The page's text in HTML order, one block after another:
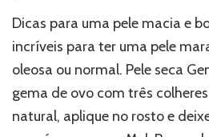
Dicas para uma pele macia e
incríveis para ter uma pele
oleosa ou normal. Pele seca
gema de ovo com três
natural, aplique no rosto e